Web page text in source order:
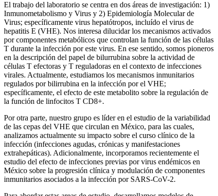
El trabajo del laboratorio se centra en dos áreas de investigación: 1)
Inmunometabolismo y Virus y 2) Epidemiología Molecular de
Virus; específicamente virus hepatótropos, incluído el virus de
hepatitis E (VHE). Nos interesa dilucidar los mecanismos activados
por componentes metabólicos que controlan la función de las células
T durante la infección por este virus. En ese sentido, somos pioneros
en la descripción del papel de bilurrubina sobre la actividad de
células T efectoras y T reguladoras en el contexto de infecciones
virales. Actualmente, estudiamos los mecanismos inmunitarios
regulados por bilirrubina en la infección por el VHE;
específicamente, el efecto de este metabolito sobre la regulación de
la función de linfocitos T CD8+.
Por otra parte, nuestro grupo es líder en el estudio de la variabilidad
de las cepas del VHE que circulan en México, para las cuales,
analizamos actualmente su impacto sobre el curso clínico de la
infección (infecciones agudas, crónicas y manifestaciones
extrahepáticas). Adicionalmente, incorporamos recientemente el
estudio del efecto de infecciones previas por virus endémicos en
México sobre la progresión clínica y modulación de componentes
inmunitarios asociados a la infección por SARS-CoV-2.